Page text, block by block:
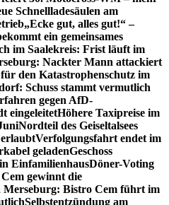
Schnellladesäulen am
„Ecke gut, alles gut!“ –
ein gemeinsames
im Saalekreis: Frist läuft im
Nackter Mann attackiert
den Katastrophenschutz im
Schuss stammt vermutlich
gegen AfD-
eingeleitetHöhere Taxipreise im
Nordteil des Geiseltalsees
Verfolgungsfahrt endet im
geladenGeschoss
EinfamilienhausDöner-Voting
gewinnt die
Merseburg: Bistro Cem führt im
Selbstentzündung am